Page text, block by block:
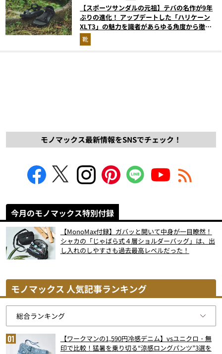
【スポーツサンダルの元祖】テバの名作が9年
ぶりの進化！ アップデートした「ハリケーン
XLT3」の魅力を識者があらゆる角度から徹底
解説！
靴
モノマックス最新情報をSNSでチェック！
今月のモノマックス特別付録
【MonoMax付録】ガバッと開いて中身が一目瞭然！
シャカの「じゃばら式４層ショルダーバッグ」は、出
し入れのしやすさも過去最高レベルだった！
モノマックス 人気記事ランキング
【ワークマンの1,590円冷感デニム】vsユニクロ・無
印で比較！猛暑を乗り切る“涼感ロングパンツ”3選を